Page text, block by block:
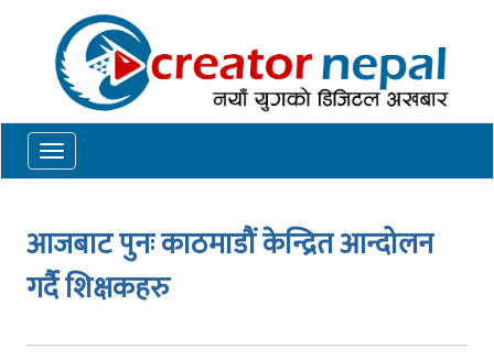
Toggle
navigation
आजबाट पुनः काठमाडौं केन्द्रित आन्दोलन
गर्दै शिक्षकहरु